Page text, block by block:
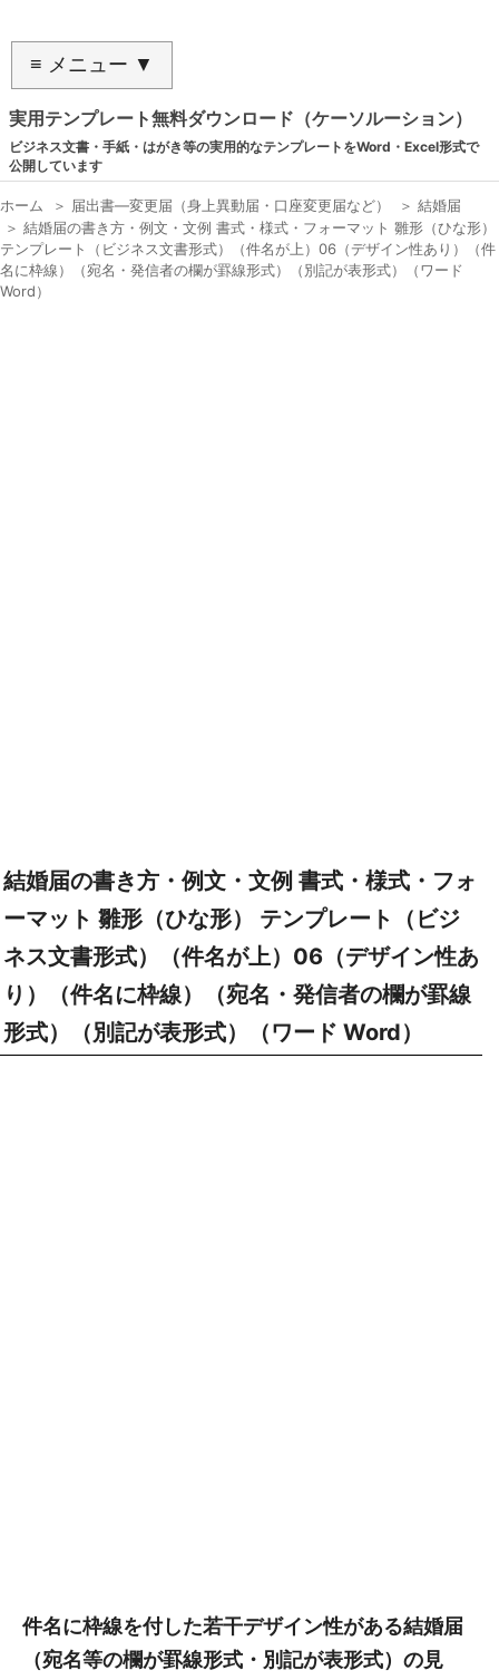
≡ メニュー ▼
実用テンプレート無料ダウンロード（ケーソルーション）
ビジネス文書・手紙・はがき等の実用的なテンプレートをWord・Excel形式で
公開しています
ホーム ＞ 届出書―変更届（身上異動届・口座変更届など） ＞ 結婚届
＞ 結婚届の書き方・例文・文例 書式・様式・フォーマット 雛形（ひな形）
テンプレート（ビジネス文書形式）（件名が上）06（デザイン性あり）（件
名に枠線）（宛名・発信者の欄が罫線形式）（別記が表形式）（ワード
Word）
結婚届の書き方・例文・文例 書式・様式・フォ
ーマット 雛形（ひな形） テンプレート（ビジ
ネス文書形式）（件名が上）06（デザイン性あ
り）（件名に枠線）（宛名・発信者の欄が罫線
形式）（別記が表形式）（ワード Word）
件名に枠線を付した若干デザイン性がある結婚届
（宛名等の欄が罫線形式・別記が表形式）の見